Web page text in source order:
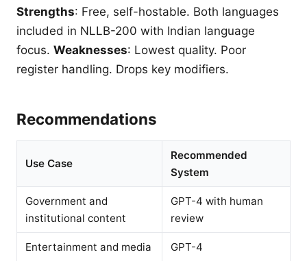
Strengths: Free, self-hostable. Both languages
included in NLLB-200 with Indian language
focus. Weaknesses: Lowest quality. Poor
register handling. Drops key modifiers.
Recommendations
Use Case
Recommended
System
Government and
institutional content
GPT-4 with human
review
Entertainment and media GPT-4